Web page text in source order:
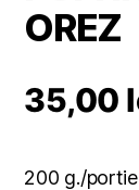
OREZ
35,00
200 g./portie